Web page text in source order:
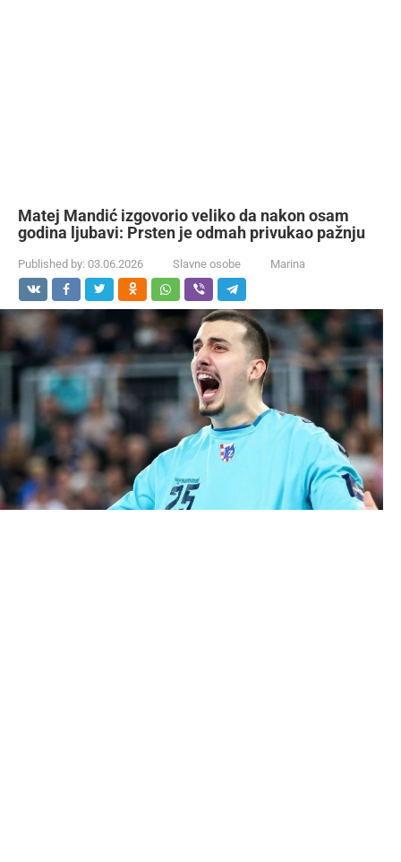
Matej Mandić izgovorio veliko da nakon osam
godina ljubavi: Prsten je odmah privukao pažnju
Published by: 03.06.2026 Slavne osobe Marina